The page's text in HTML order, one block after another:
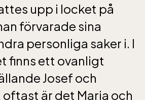
upp i locket på
förvarade sina
personliga saker i. I
finns ett ovanligt
Josef och
oftast är det Maria och
10-15, helger 10-16, april
maj-september 10-18,
vardagar 10-15 helger